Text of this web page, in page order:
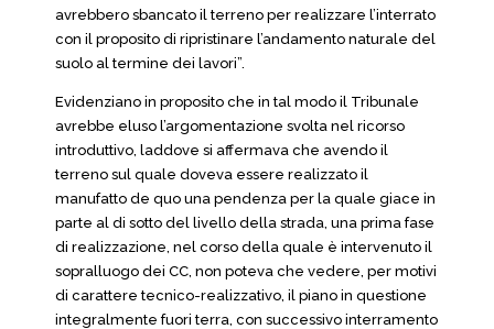
avrebbero sbancato il terreno per realizzare l’interrato
con il proposito di ripristinare l’andamento naturale del
suolo al termine dei lavori”.
Evidenziano in proposito che in tal modo il Tribunale
avrebbe eluso l’argomentazione svolta nel ricorso
introduttivo, laddove si affermava che avendo il
terreno sul quale doveva essere realizzato il
manufatto de quo una pendenza per la quale giace in
parte al di sotto del livello della strada, una prima fase
di realizzazione, nel corso della quale è intervenuto il
sopralluogo dei CC, non poteva che vedere, per motivi
di carattere tecnico-realizzativo, il piano in questione
integralmente fuori terra, con successivo interramento